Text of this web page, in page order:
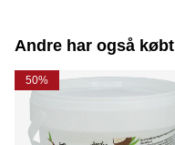
Andre har også købt
50%